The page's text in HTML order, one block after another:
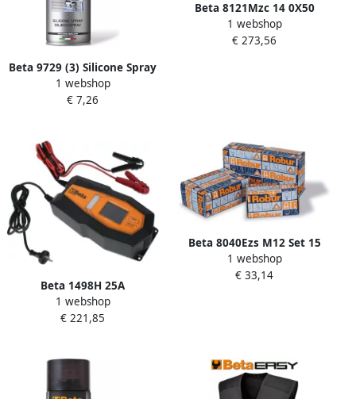
Beta 9729 (3) Silicone Spray
| 400 ml 097292040
1 webshop
€ 7,26
Beta 8121Mzc 14 0X50
Genovese Kettingen
081210314
1 webshop
€ 273,56
Beta 1498H 25A
Elektronische Acculader 12-
24V 014980225
1 webshop
€ 221,85
Beta 8040Ezs M12 Set 15
Oogbouten 080400912
1 webshop
€ 33,14